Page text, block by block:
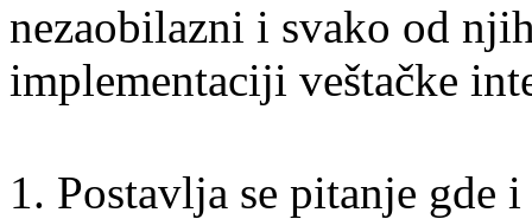
nezaobilazni i svako od
implementaciji veštačke
1. Postavlja se pitanje